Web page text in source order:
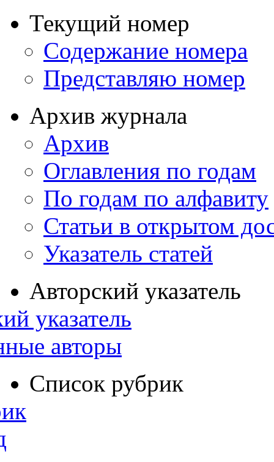
Текущий номер
Содержание номера
Представляю номер
Архив журнала
Архив
Оглавления по годам
По годам по алфавиту
Статьи в открытом
Указатель статей
Авторский указатель
указатель
авторы
Список рубрик